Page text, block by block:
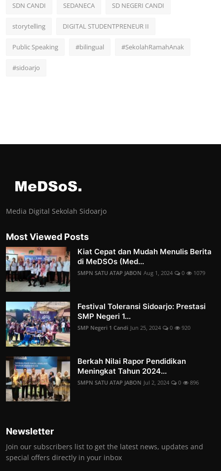
SDN CANDI SEDANECA SD NEGERI CANDI
storytelling DIGITAL STUDENTPRENEUR II
Public Speaking #bilingual #SekolahRamahAnak
#sidoarjo
Media Digital Sekolah Sidoarjo
Most Viewed Posts
Kiat Cepat dan Mudah Menulis Berita
di MeDSOs (Med...
SMPN SATU ATAP JABON Aug 1, 2024 0 1079
Festival Toleransi Sidoarjo: Prestasi
SMP Negeri 1...
SMP Negeri 1 Candi Jun 25, 2024 0 920
Berkah Nilai Rapor Pendidikan
Meningkat Tahun 2024...
SMPN SATU ATAP JABON Jul 2, 2024 0 896
Newsletter
Join our subscribers list to get the latest news, updates and
special offers directly in your inbox